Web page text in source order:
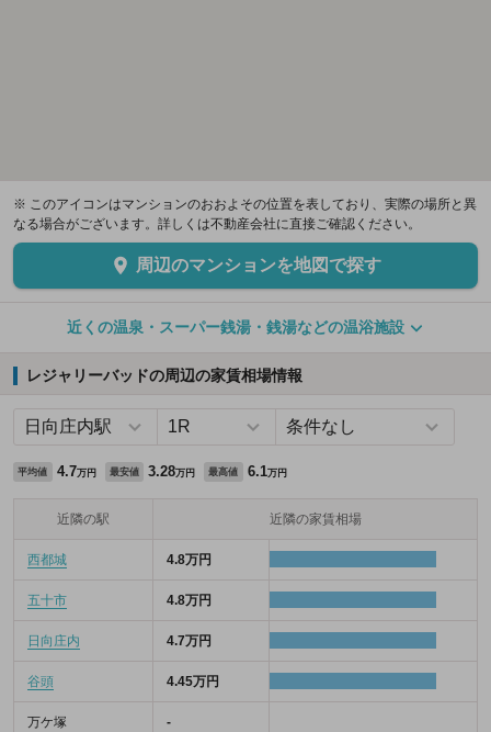
※ このアイコンはマンションのおおよその位置を表しており、実際の場所と異
なる場合がございます。詳しくは不動産会社に直接ご確認ください。
周辺のマンションを地図で探す
近くの温泉・スーパー銭湯・銭湯などの温浴施設
レジャリーバッドの周辺の家賃相場情報
平均値 4.7万円 最安値 3.28万円 最高値 6.1万円
近隣の駅 近隣の家賃相場
西都城 4.8万円
五十市 4.8万円
日向庄内 4.7万円
谷頭 4.45万円
万ケ塚 -